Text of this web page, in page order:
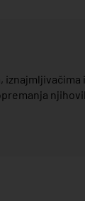
iznajmljivačima